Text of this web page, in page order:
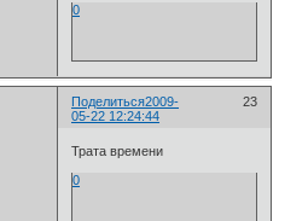
0
Поделиться 23
2009-
05-22 12:24:44
Трата времени
0